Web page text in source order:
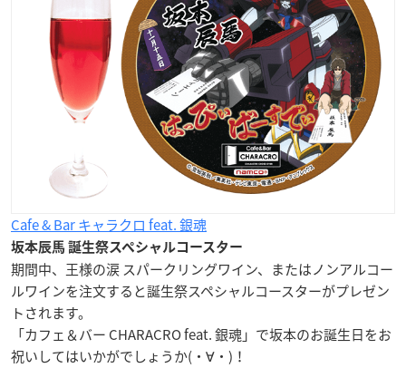
Cafe & Bar キャラクロ feat. 銀魂
坂本辰馬 誕生祭スペシャルコースター
期間中、王様の涙 スパークリングワイン、またはノンアルコー
ルワインを注文すると誕生祭スペシャルコースターがプレゼン
トされます。
「カフェ＆バー CHARACRO feat. 銀魂」で坂本のお誕生日をお
祝いしてはいかがでしょうか(・∀・)！